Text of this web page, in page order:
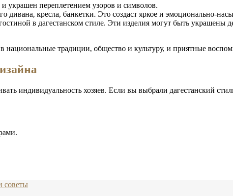
украшен переплетением узоров и символов.
кресла, банкетки. Это создаст яркое и эмоционально-
в дагестанском стиле. Эти изделия могут быть украшены
национальные традиции, общество и культуру, и приятные
индивидуальность хозяев. Если вы выбрали дагестанский
советы